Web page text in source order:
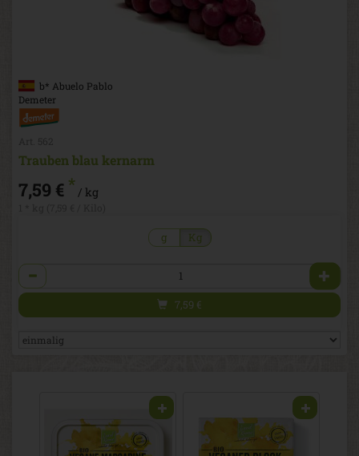
b* Abuelo Pablo
Demeter
Trauben blau kernarm
7,59 € * / kg
g Kg
Anzahl
7,59 €
/ Kilogramm